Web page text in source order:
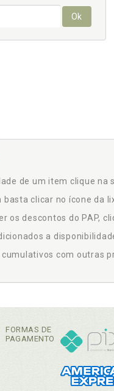
Ok
de um item clique
clicar no ícone da
os descontos do PAP,
a
com outras
FORMAS DE
PAGAMENTO